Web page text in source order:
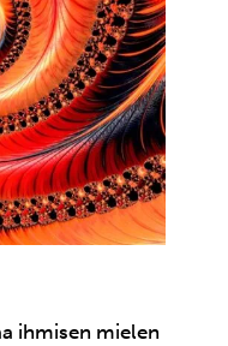
ihmisen mielen